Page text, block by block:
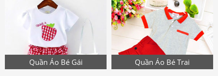
Quần Áo Bé Gái Quần Áo Bé Trai